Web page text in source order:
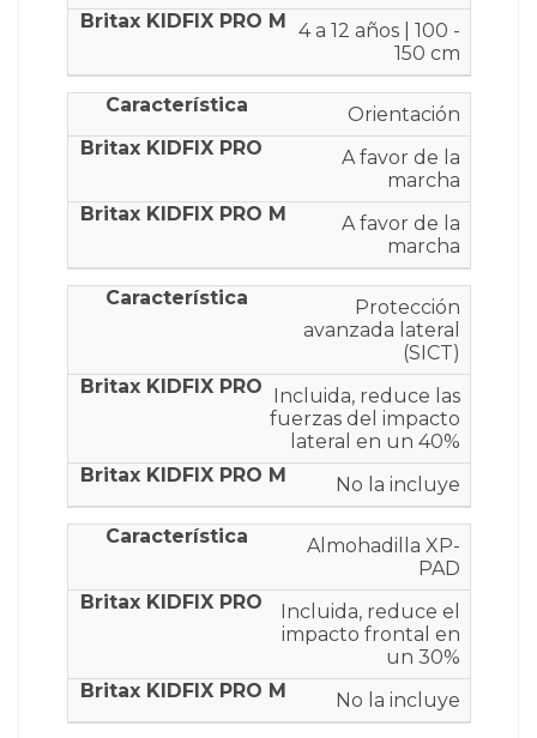
4 a 12 años | 100 -
150 cm
Orientación
A favor de la
marcha
A favor de la
marcha
Protección
avanzada lateral
(SICT)
Incluida, reduce las
fuerzas del impacto
lateral en un 40%
No la incluye
Almohadilla XP-
PAD
Incluida, reduce el
impacto frontal en
un 30%
No la incluye